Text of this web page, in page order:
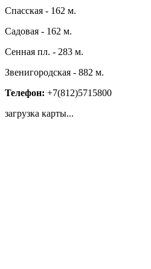
Спасская - 162 м.
Садовая - 162 м.
Сенная пл. - 283 м.
Звенигородская - 882 м.
Телефон: +7(812)5715800
загрузка карты...